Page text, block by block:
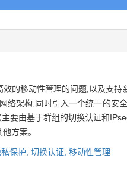
的移动性管理的问题,以及支
络架构,同时引入一个统一的安
要由基于群组的切换认证和
方案。
私保护, 切换认证, 移动性管理